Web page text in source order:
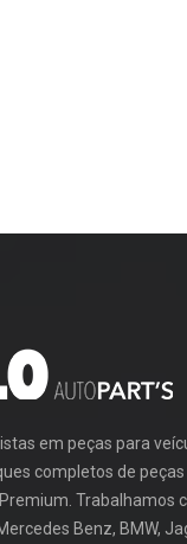
em peças para
completos de
Trabalhamos
Benz, BMW,